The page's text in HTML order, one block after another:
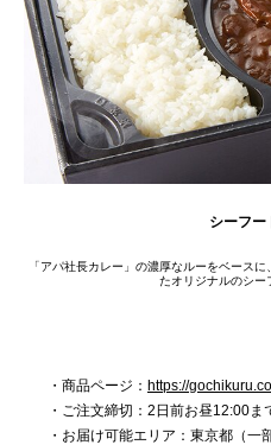
シーフー
「アパ社長カレー」の濃厚なルーをベース
たオリジナルのシー
・商品ページ： https://
・ご注文締切：2日前お昼12:00ま
・お届け可能エリア：東京都（一